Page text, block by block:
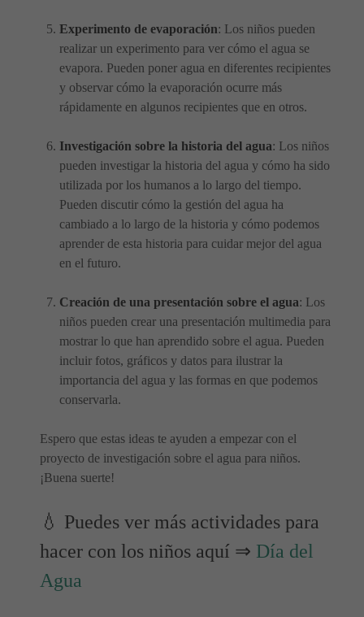
Experimento de evaporación: Los niños pueden
realizar un experimento para ver cómo el agua se
evapora. Pueden poner agua en diferentes recipientes
y observar cómo la evaporación ocurre más
rápidamente en algunos recipientes que en otros.
Investigación sobre la historia del agua: Los niños
pueden investigar la historia del agua y cómo ha sido
utilizada por los humanos a lo largo del tiempo.
Pueden discutir cómo la gestión del agua ha
cambiado a lo largo de la historia y cómo podemos
aprender de esta historia para cuidar mejor del agua
en el futuro.
Creación de una presentación sobre el agua: Los
niños pueden crear una presentación multimedia para
mostrar lo que han aprendido sobre el agua. Pueden
incluir fotos, gráficos y datos para ilustrar la
importancia del agua y las formas en que podemos
conservarla.
Espero que estas ideas te ayuden a empezar con el
proyecto de investigación sobre el agua para niños.
¡Buena suerte!
💧 Puedes ver más actividades para
hacer con los niños aquí ⇒ Día del
Agua